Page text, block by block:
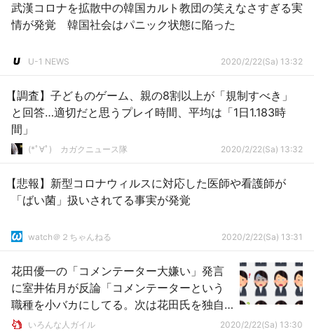
武漢コロナを拡散中の韓国カルト教団の笑えなさすぎる実
情が発覚 韓国社会はパニック状態に陥った
U-1 NEWS 2020/2/22(Sa) 13:32
【調査】子どものゲーム、親の8割以上が「規制すべき」
と回答…適切だと思うプレイ時間、平均は「1日1.183時
間」
(*ﾟ∀ﾟ)ゞカガクニュース隊 2020/2/22(Sa) 13:32
【悲報】新型コロナウィルスに対応した医師や看護師が
「ばい菌」扱いされてる事実が発覚
watch＠２ちゃんねる 2020/2/22(Sa) 13:31
花田優一の「コメンテーター大嫌い」発言
に室井佑月が反論「コメンテーターという
職種を小バカにしてる。次は花田氏を独自
取材する」
いろんな人ガイル 2020/2/22(Sa) 13:30